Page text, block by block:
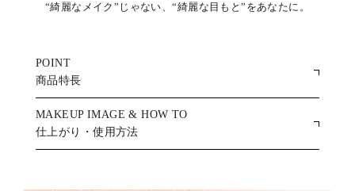
“綺麗なメイク”じゃない、“綺麗な目もと”をあなたに。
POINT
商品特長
MAKEUP IMAGE & HOW TO
仕上がり・使用方法